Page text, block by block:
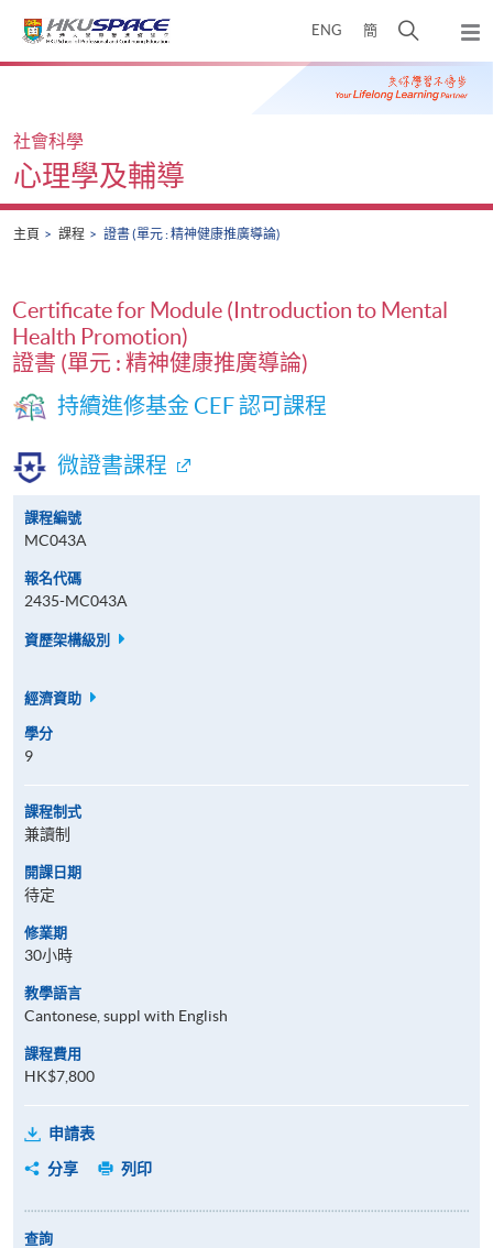
ENG 簡
開
搜
尋
彈
出
主
Main
社會科學
心理學及輔導
主頁 課程 證書 (單元 : 精神健康推廣導論)
Certificate for Module (Introduction to Mental
Health Promotion)
證書 (單元 : 精神健康推廣導論)
持續進修基金 CEF 認可課程
微證書課程
課程編號
MC043A
報名代碼
2435-MC043A
資歷架構級別
經濟資助
學分
9
課程制式
兼讀制
開課日期
待定
修業期
30小時
教學語言
Cantonese, suppl with English
課程費用
HK$7,800
申請表
分享
列印
查詢